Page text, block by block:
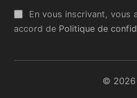
En vous inscrivant, vous
accord de Politique de
© 2026